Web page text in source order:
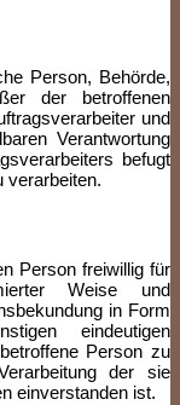
Person, Behörde,
der betroffenen
und
Verantwortung
befugt
verarbeiten.
Person freiwillig für
Weise und
in Form
eindeutigen
Person zu
der sie
einverstanden ist.